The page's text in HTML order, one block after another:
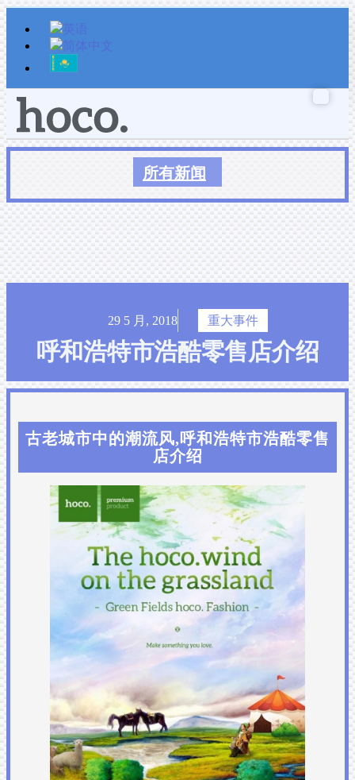
跳
至
内
容
所有新闻
29 5 月, 2018 重大事件
呼和浩特市浩酷零售店介绍
古老城市中的潮流风,呼和浩特市浩酷零售
店介绍